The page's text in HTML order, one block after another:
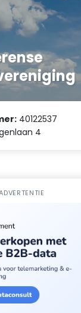
40122537
4